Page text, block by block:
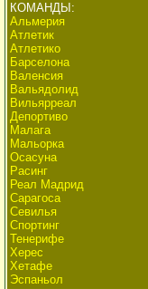
КОМАНДЫ:
Альмерия
Атлетик
Атлетико
Барселона
Валенсия
Вальядолид
Вильярреал
Депортиво
Малага
Мальорка
Осасуна
Расинг
Реал Мадрид
Сарагоса
Севилья
Спортинг
Тенерифе
Херес
Хетафе
Эспаньол